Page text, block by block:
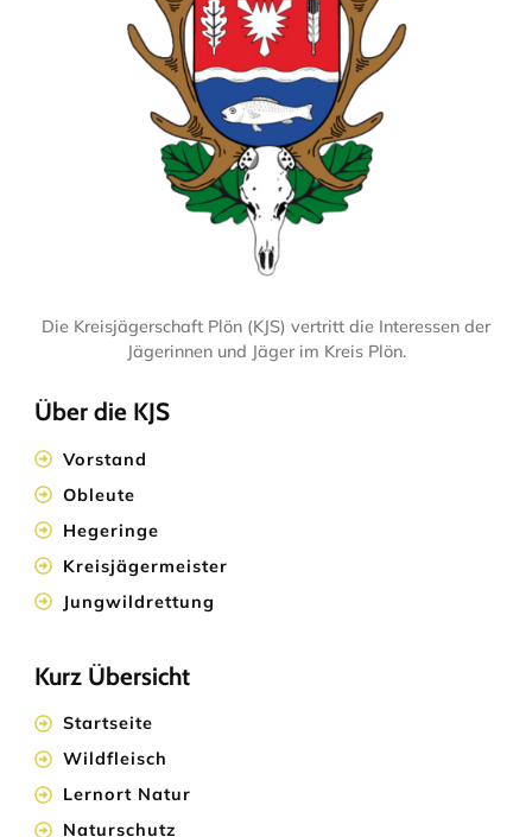
Die Kreisjägerschaft Plön (KJS) vertritt die Interessen der
Jägerinnen und Jäger im Kreis Plön.
Über die KJS
Vorstand
Obleute
Hegeringe
Kreisjägermeister
Jungwildrettung
Kurz Übersicht
Startseite
Wildfleisch
Lernort Natur
Naturschutz